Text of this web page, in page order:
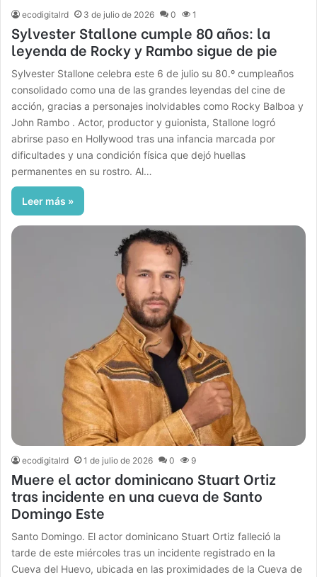
ecodigitalrd 3 de julio de 2026 0 1
Sylvester Stallone cumple 80 años: la
leyenda de Rocky y Rambo sigue de pie
Sylvester Stallone celebra este 6 de julio su 80.º cumpleaños
consolidado como una de las grandes leyendas del cine de
acción, gracias a personajes inolvidables como Rocky Balboa y
John Rambo . Actor, productor y guionista, Stallone logró
abrirse paso en Hollywood tras una infancia marcada por
dificultades y una condición física que dejó huellas
permanentes en su rostro. Al…
Leer más »
ecodigitalrd 1 de julio de 2026 0 9
Muere el actor dominicano Stuart Ortiz
tras incidente en una cueva de Santo
Domingo Este
Santo Domingo. El actor dominicano Stuart Ortiz falleció la
tarde de este miércoles tras un incidente registrado en la
Cueva del Huevo, ubicada en las proximidades de la Cueva de